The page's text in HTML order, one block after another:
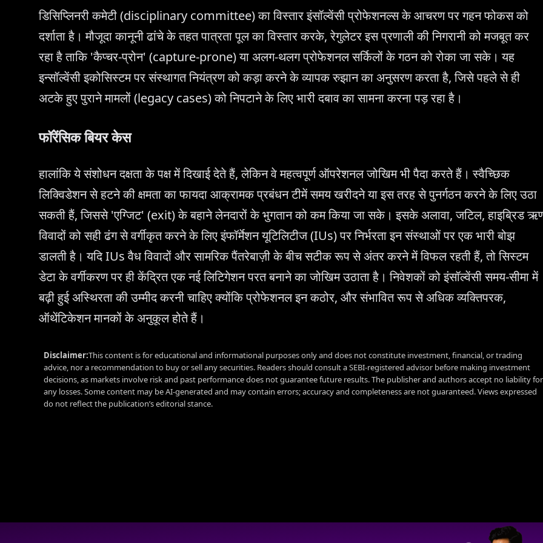
डिसिप्लिनरी कमेटी (disciplinary committee) का विस्तार इंसॉल्वेंसी प्रोफेशनल्स के आचरण पर गहन फोकस को
दर्शाता है। मौजूदा कानूनी ढांचे के तहत पात्रता पूल का विस्तार करके, रेगुलेटर इस प्रणाली की निगरानी को मजबूत कर
रहा है ताकि 'कैप्चर-प्रोन' (capture-prone) या अलग-थलग प्रोफेशनल सर्किलों के गठन को रोका जा सके। यह
इन्सॉल्वेंसी इकोसिस्टम पर संस्थागत नियंत्रण को कड़ा करने के व्यापक रुझान का अनुसरण करता है, जिसे पहले से ही
अटके हुए पुराने मामलों (legacy cases) को निपटाने के लिए भारी दबाव का सामना करना पड़ रहा है।
फॉरेंसिक बियर केस
हालांकि ये संशोधन दक्षता के पक्ष में दिखाई देते हैं, लेकिन वे महत्वपूर्ण ऑपरेशनल जोखिम भी पैदा करते हैं। स्वैच्छिक
लिक्विडेशन से हटने की क्षमता का फायदा आक्रामक प्रबंधन टीमें समय खरीदने या इस तरह से पुनर्गठन करने के लिए उठा
सकती हैं, जिससे 'एग्जिट' (exit) के बहाने लेनदारों के भुगतान को कम किया जा सके। इसके अलावा, जटिल, हाइब्रिड
विवादों को सही ढंग से वर्गीकृत करने के लिए इंफॉर्मेशन यूटिलिटीज (IUs) पर निर्भरता इन संस्थाओं पर एक भारी बोझ
डालती है। यदि IUs वैध विवादों और सामरिक पैंतरेबाज़ी के बीच सटीक रूप से अंतर करने में विफल रहती हैं, तो सिस्टम
डेटा के वर्गीकरण पर ही केंद्रित एक नई लिटिगेशन परत बनाने का जोखिम उठाता है। निवेशकों को इंसॉल्वेंसी समय-सीमा में
बढ़ी हुई अस्थिरता की उम्मीद करनी चाहिए क्योंकि प्रोफेशनल इन कठोर, और संभावित रूप से अधिक व्यक्तिपरक,
ऑथेंटिकेशन मानकों के अनुकूल होते हैं।
Disclaimer:This content is for educational and informational purposes only and does not constitute investment, financial, or trading
advice, nor a recommendation to buy or sell any securities. Readers should consult a SEBI-registered advisor before making investment
decisions, as markets involve risk and past performance does not guarantee future results. The publisher and authors accept no liability for
any losses. Some content may be AI-generated and may contain errors; accuracy and completeness are not guaranteed. Views expressed
do not reflect the publication’s editorial stance.